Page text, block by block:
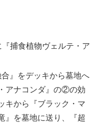
捕食植物ヴェルテ・ア
』をデッキから墓地へ
アナコンダ』の②の効
キから『ブラック・マ
』を墓地に送り、『超